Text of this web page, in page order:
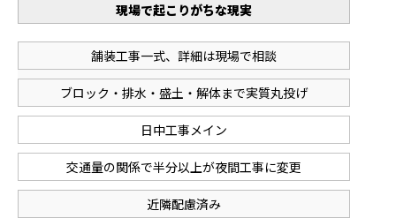
現場で起こりがちな現実
舗装工事一式、詳細は現場で相談
ブロック・排水・盛土・解体まで実質丸投げ
日中工事メイン
交通量の関係で半分以上が夜間工事に変更
近隣配慮済み